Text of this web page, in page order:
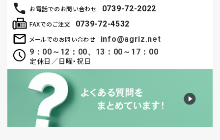
お電話でのお問い合わせ 0739-72-2022
メールでのお問い合わせ
info@agriz.net
9：00～12：00、13：00～17：00
定休日／日曜・祝日
FAXでのご注文 0739-72-4532